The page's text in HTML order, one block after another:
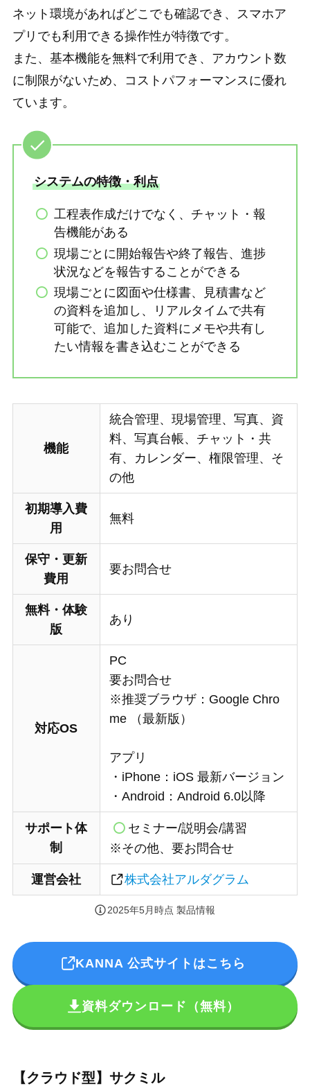
ネット環境があればどこでも確認でき、スマホア
プリでも利用できる操作性が特徴です。
また、基本機能を無料で利用でき、アカウント数
に制限がないため、コストパフォーマンスに優れ
ています。
システムの特徴・利点
工程表作成だけでなく、チャット・報
告機能がある
現場ごとに開始報告や終了報告、進捗
状況などを報告することができる
現場ごとに図面や仕様書、見積書など
の資料を追加し、リアルタイムで共有
可能で、追加した資料にメモや共有し
たい情報を書き込むことができる
機能
統合管理、現場管理、写真、資
料、写真台帳、チャット・共
有、カレンダー、権限管理、そ
の他
初期導入費
用
無料
保守・更新
費用
要お問合せ
無料・体験
版
あり
対応OS
PC
要お問合せ
※推奨ブラウザ：Google Chro
me （最新版）
アプリ
・iPhone：iOS 最新バージョン
・Android：Android 6.0以降
サポート体
制
セミナー/説明会/講習
※その他、要お問合せ
運営会社 株式会社アルダグラム
2025年5月時点 製品情報
KANNA 公式サイトはこちら
資料ダウンロード（無料）
【クラウド型】サクミル